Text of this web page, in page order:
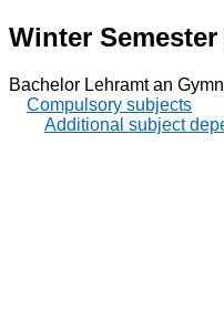
Winter Semester
Bachelor Lehramt an
Compulsory subjects
Additional subject